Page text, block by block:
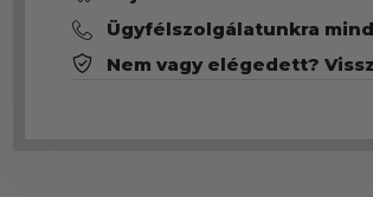
Ügyfélszolgálatunkra
Nem vagy elégedett?